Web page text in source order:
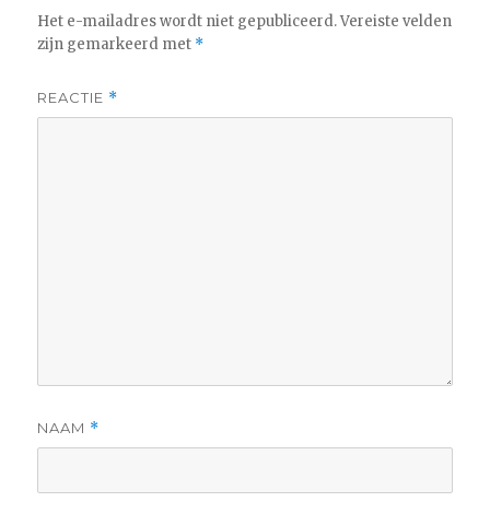
Het e-mailadres wordt niet gepubliceerd. Vereiste velden
zijn gemarkeerd met *
REACTIE *
NAAM *